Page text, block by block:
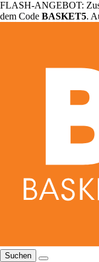
FLASH-ANGEBOT:
dem Code BASKET5.
Suchen